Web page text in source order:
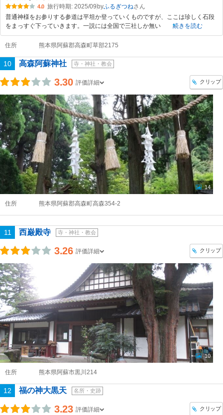
4.0 旅行時期: 2025/09 byふるぎつね
普通神様をお参りする参道は平坦か登っていくものですが、ここは珍しく石段
をまっすぐ下っていきます。一説には全国で三社しか無い
続きを読む
住所 熊本県阿蘇郡高森町草部2175
10 高森阿蘇神社 寺・神社・教会
3.30 評価詳細 クリップ
14
住所 熊本県阿蘇郡高森町高森354-2
11 西巌殿寺 寺・神社・教会
3.26 評価詳細 クリップ
10
住所 熊本県阿蘇市黒川214
12 福の神大黒天 名所・史跡
3.23 評価詳細 クリップ